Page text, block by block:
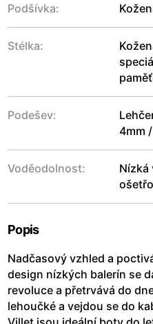
Podšívka:
Stélka:
Podešev:
4mm
Voděodolnost:
Popis
Nadčasový vzhled a
design nízkých balerín se
revoluce a přetrvává do
lehoučké a vejdou se do